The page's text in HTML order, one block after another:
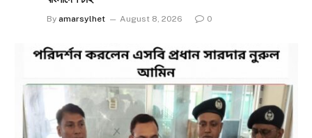
By amarsylhet August 8, 2026 0